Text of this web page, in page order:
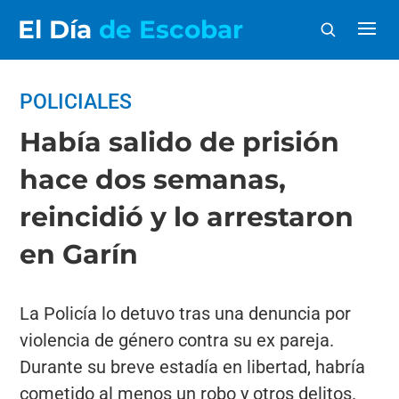
El Día de Escobar
POLICIALES
Había salido de prisión
hace dos semanas,
reincidió y lo arrestaron
en Garín
La Policía lo detuvo tras una denuncia por
violencia de género contra su ex pareja.
Durante su breve estadía en libertad, habría
cometido al menos un robo y otros delitos.